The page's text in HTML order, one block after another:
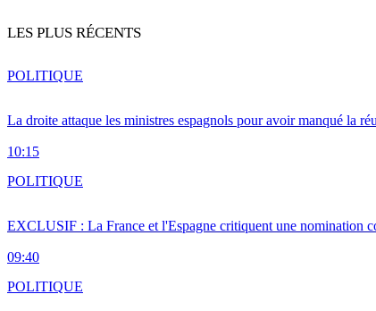
LES PLUS RÉCENTS
La droite attaque les ministres espagnols pour avoir manqué la
10:15
POLITIQUE
EXCLUSIF : La France et l'Espagne critiquent une nomination
09:40
POLITIQUE
POLITIQUE